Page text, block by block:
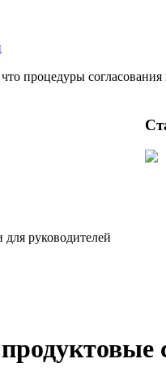
процедуры
руководителей